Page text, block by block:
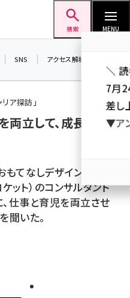
検索 MENU
SNS アクセス解析／データ分析
ア探訪」
両立して、成長し続
てなしデザインプラッ
ット）のコンサルタント
仕事と育児を両立させ
聞いた。
＼
7月
差し
▼ア